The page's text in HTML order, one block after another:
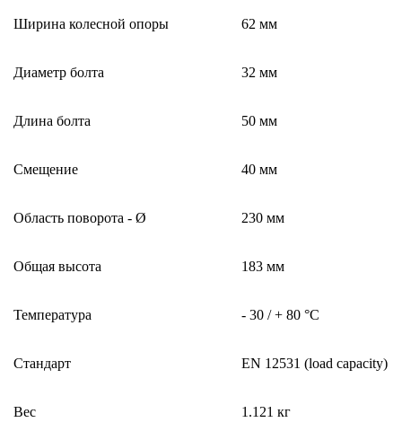
Ширина колесной опоры 62 мм
Диаметр болта 32 мм
Длина болта 50 мм
Смещение 40 мм
Область поворота - Ø 230 мм
Общая высота 183 мм
Температура - 30 / + 80 °C
Стандарт EN 12531 (load capacity)
Вес 1.121 кг